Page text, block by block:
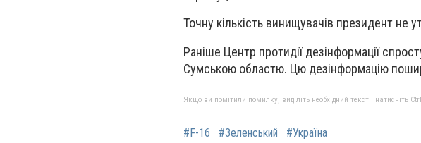
Точну кількість винищувачів президент не
Раніше Центр протидії дезінформації
Сумською областю. Цю дезінформацію
Якщо ви помітили помилку, виділіть необхідний текст і натисніть
#F-16 #Зеленський #Україна